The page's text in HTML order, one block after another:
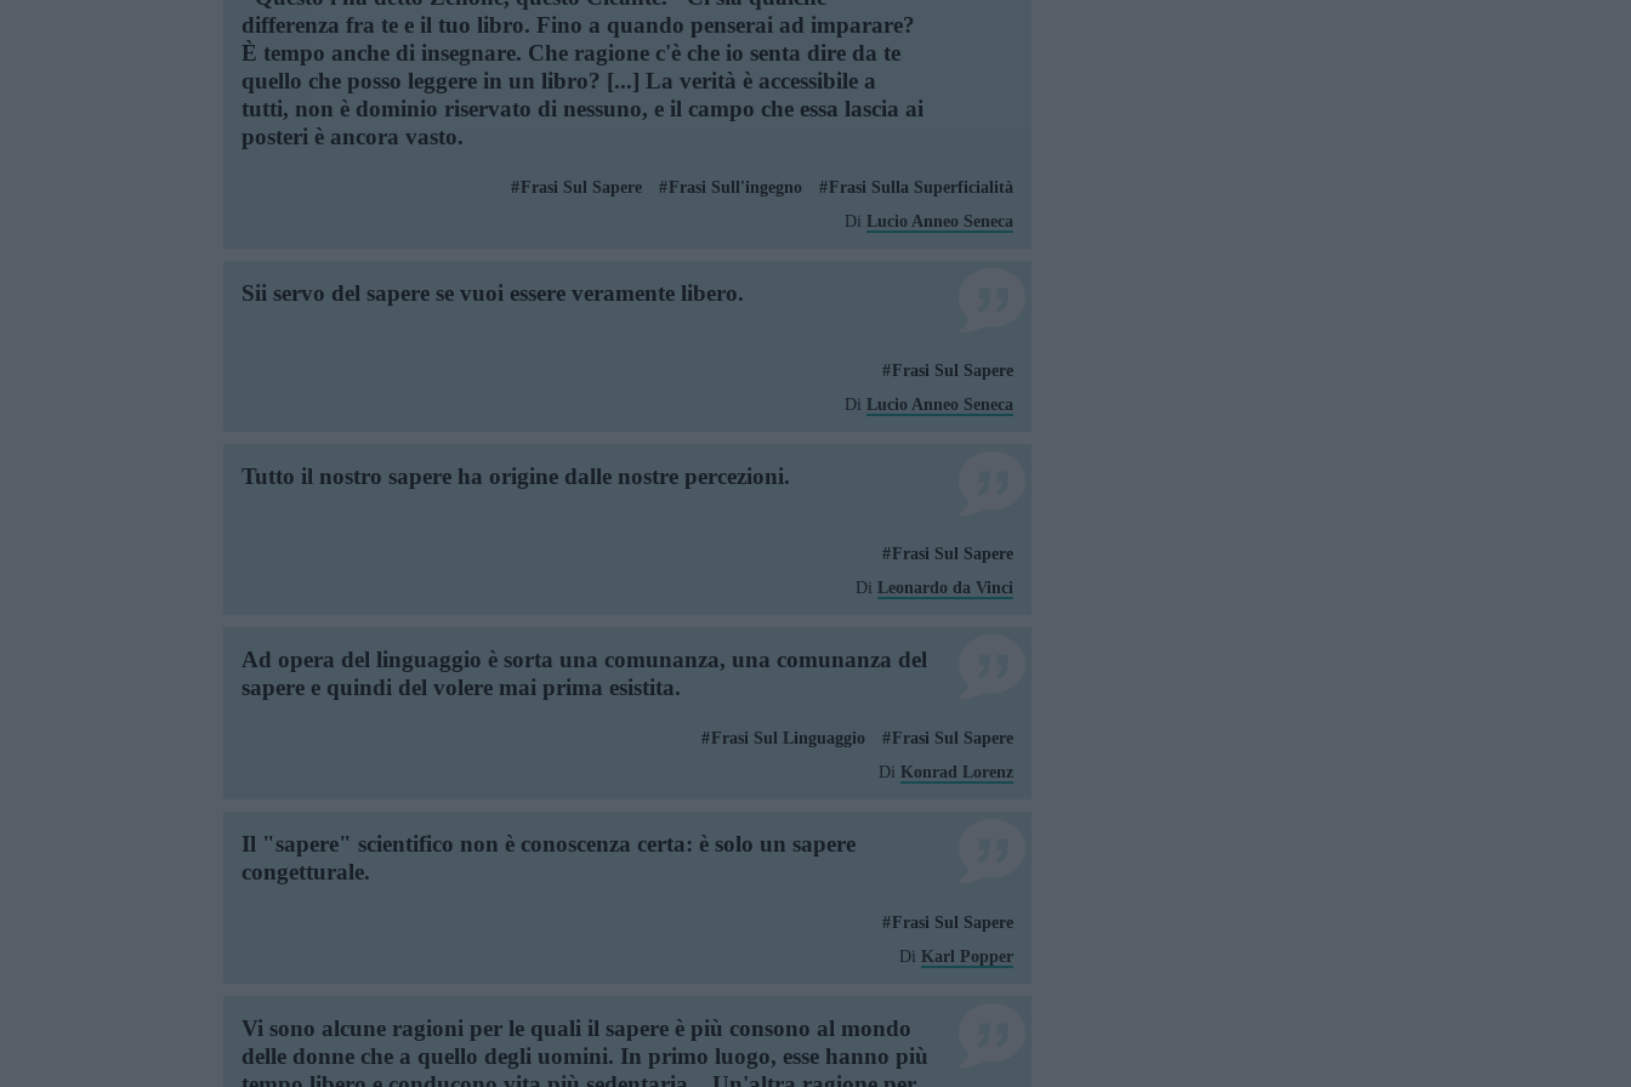
differenza fra te e il tuo libro. Fino a quando penserai ad imparare?
È tempo anche di insegnare. Che ragione c'è che io senta dire da te
quello che posso leggere in un libro? [...] La verità è accessibile a
tutti, non è dominio riservato di nessuno, e il campo che essa lascia ai
posteri è ancora vasto.
Frasi Sul Sapere Frasi Sull'ingegno
Frasi Sulla Superficialità
Di Lucio Anneo Seneca
Sii servo del sapere se vuoi essere veramente libero.
Frasi Sul Sapere
Di Lucio Anneo Seneca
Tutto il nostro sapere ha origine dalle nostre percezioni.
Frasi Sul Sapere
Di Leonardo da Vinci
Ad opera del linguaggio è sorta una comunanza, una comunanza del
sapere e quindi del volere mai prima esistita.
Frasi Sul Linguaggio
Frasi Sul Sapere
Di Konrad Lorenz
Il "sapere" scientifico non è conoscenza certa: è solo un sapere
congetturale.
Frasi Sul Sapere
Di Karl Popper
Vi sono alcune ragioni per le quali il sapere è più consono al mondo
delle donne che a quello degli uomini. In primo luogo, esse hanno più